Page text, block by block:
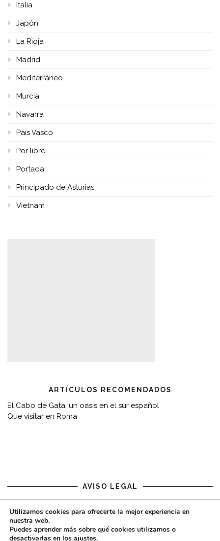
Italia
Japón
La Rioja
Madrid
Mediterráneo
Murcia
Navarra
País Vasco
Por libre
Portada
Principado de Asturias
Vietnam
ARTÍCULOS RECOMENDADOS
El Cabo de Gata, un oasis en el sur español
Que visitar en Roma
AVISO LEGAL
Aviso legal
Utilizamos cookies para ofrecerte la mejor experiencia en
nuestra web.
Puedes aprender más sobre qué cookies utilizamos o
desactivarlas en los ajustes.